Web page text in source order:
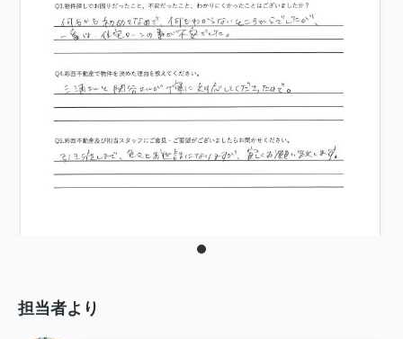
担当者より